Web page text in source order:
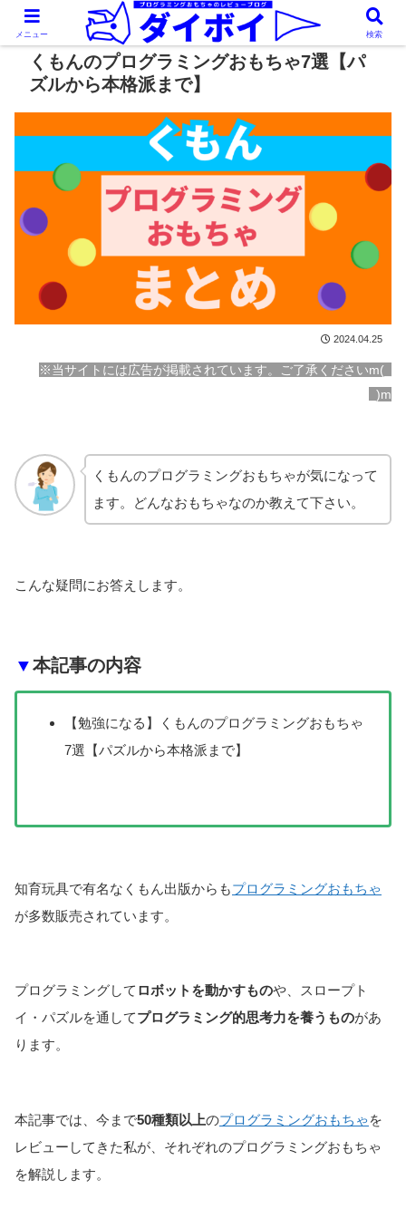
くもんのプログラミングおもちゃ7選【パ
ズルから本格派まで】
2024.04.25
※当サイトには広告が掲載されています。ご了承くださいm(_
_)m
くもんのプログラミングおもちゃが気になって
ます。どんなおもちゃなのか教えて下さい。
こんな疑問にお答えします。
▼本記事の内容
【勉強になる】くもんのプログラミングおもちゃ
7選【パズルから本格派まで】
知育玩具で有名なくもん出版からもプログラミングおもちゃ
が多数販売されています。
プログラミングして ロボットを動かすものや、スロープト
イ・パズルを通してプログラミング的思考力を養うものがあ
ります。
本記事では、今まで50種類以上のプログラミングおもちゃを
レビューしてきた私が、それぞれのプログラミングおもちゃ
を解説します。
メニュー 検索